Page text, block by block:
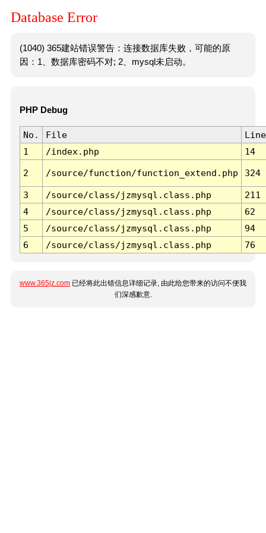
Database Error
(1040) 365建站错误警告：连接数据库失败，可能的原
因：1、数据库密码不对; 2、mysql未启动。
PHP Debug
No. File
Line
1
/index.php 14
2 /source/function/function_extend.php 324
3 /source/class/jzmysql.class.php
211
4
/source/class/jzmysql.class.php
62
5
/source/class/jzmysql.class.php
94
6
/source/class/jzmysql.class.php 76
www.365jz.com 已经将此出错信息详细记录, 由此给您带来的访问不便我
们深感歉意.